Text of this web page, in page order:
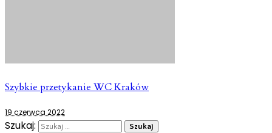
Szybkie przetykanie WC Kraków
19 czerwca 2022
Szukaj: